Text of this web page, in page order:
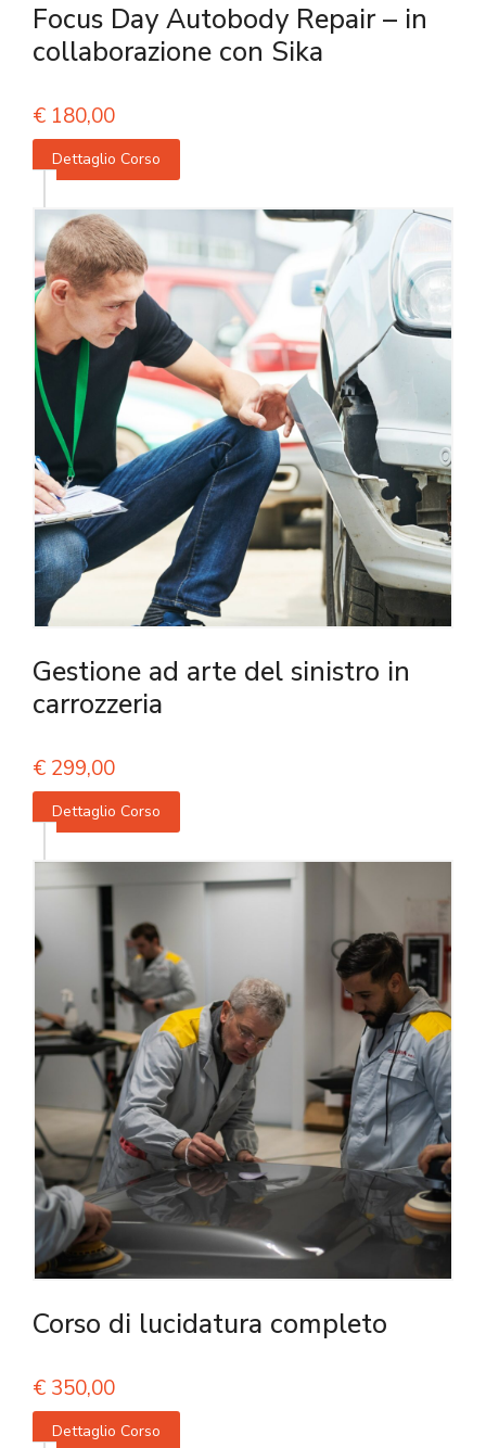
Focus Day Autobody Repair – in
collaborazione con Sika
€ 180,00
Dettaglio Corso
Gestione ad arte del sinistro in
carrozzeria
€ 299,00
Dettaglio Corso
Corso di lucidatura completo
€ 350,00
Dettaglio Corso